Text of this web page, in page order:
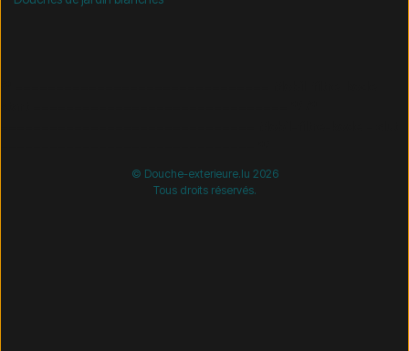
© Douche-exterieure.lu 2026
Tous droits réservés.